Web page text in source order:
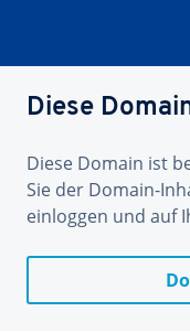
Diese
Diese Domain ist
Sie der Domain-
einloggen und auf